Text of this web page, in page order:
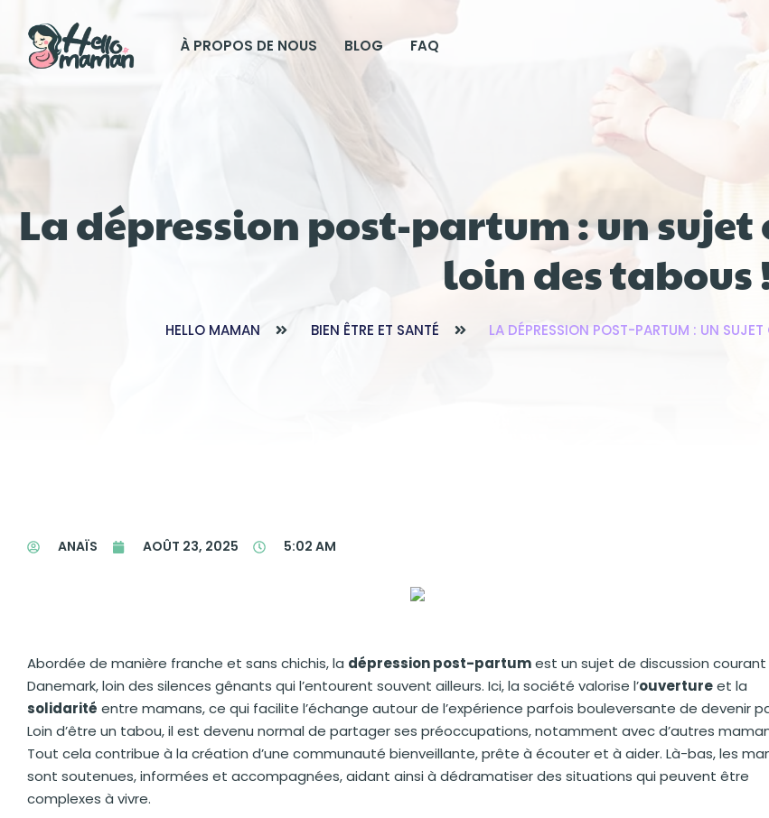
À PROPOS DE NOUS BLOG FAQ
La dépression post-partum : un
loin des tabous
HELLO MAMAN BIEN ÊTRE ET SANTÉ LA DÉPRESSION POST-PARTUM : UN
ANAÏS AOÛT 23, 2025 5:02 AM
Abordée de manière franche et sans chichis, la dépression post-partumest un sujet de discussion courant
Danemark, loin des silences gênants qui l’entourent souvent ailleurs. Ici, la société valorise l’ouvertureet la
solidarité entre mamans, ce qui facilite l’échange autour de l’expérience parfois bouleversante de devenir
Loin d’être un tabou, il est devenu normal de partager ses préoccupations, notamment avec d’autres
Tout cela contribue à la création d’une communauté bienveillante, prête à écouter et à aider. Là-bas, les
sont soutenues, informées et accompagnées, aidant ainsi à dédramatiser des situations qui peuvent être
complexes à vivre.